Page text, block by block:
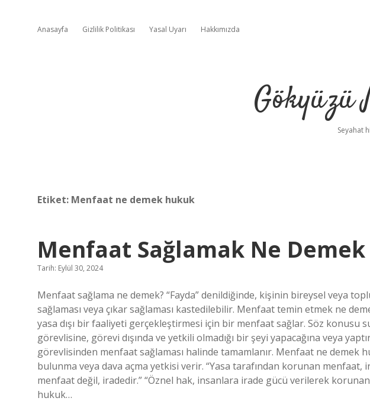
Anasayfa Gizlilik Politikası Yasal Uyarı Hakkımızda
Gökyüzü
Seyahat
Etiket: Menfaat ne demek hukuk
Menfaat Sağlamak Ne Demek
Tarih: Eylül 30, 2024
Menfaat sağlama ne demek? “Fayda” denildiğinde, kişinin bireysel veya
sağlaması veya çıkar sağlaması kastedilebilir. Menfaat temin etmek ne
yasa dışı bir faaliyeti gerçekleştirmesi için bir menfaat sağlar. Söz konusu
görevlisine, görevi dışında ve yetkili olmadığı bir şeyi yapacağına veya
görevlisinden menfaat sağlaması halinde tamamlanır. Menfaat ne demek
bulunma veya dava açma yetkisi verir. “Yasa tarafından korunan menfaat,
menfaat değil, iradedir.” “Öznel hak, insanlara irade gücü verilerek
hukuk…